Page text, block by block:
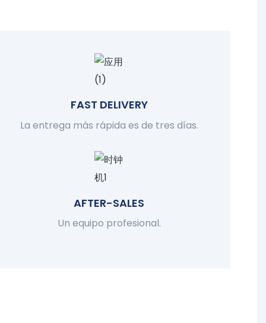
FAST DELIVERY
La entrega más rápida es de tres días.
AFTER-SALES
Un equipo profesional.